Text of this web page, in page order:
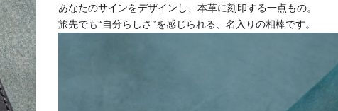
あなたのサインをデザインし、本革に刻印する一点もの。
旅先でも“自分らしさ”を感じられる、名入りの相棒です。